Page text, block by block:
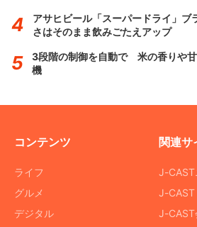
アサヒビール「スーパードライ」
さはそのまま飲みごたえアップ
3段階の制御を自動で 米の香りや
機
コンテンツ
ライフ
グルメ
デジタル
関連サ
J-CAST
J-CAST
J-CAST